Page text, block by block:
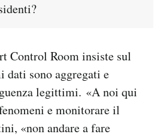
Control Room insiste sul
sono aggregati e
legittimi. «Anoi qui
e monitorare il
«non andare a fare